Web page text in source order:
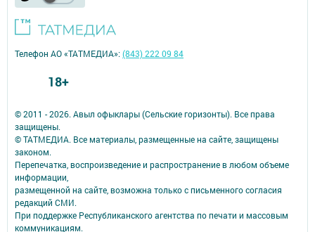
© 2011 - 2026. Авыл офыклары (Сельские горизонты). Все права
защищены.
© ТАТМЕДИА. Все материалы, размещенные на сайте, защищены
законом.
Перепечатка, воспроизведение и распространение в любом объеме
информации,
размещенной на сайте, возможна только с письменного согласия
редакций СМИ.
При поддержке Республиканского агентства по печати и массовым
коммуникациям.
Телефон АО «ТАТМЕДИА»:(843) 222 09 84
18+